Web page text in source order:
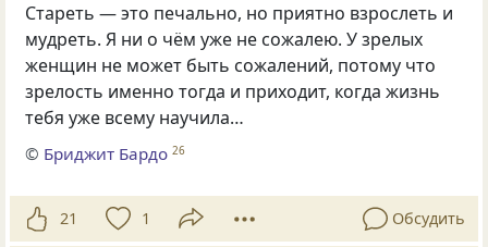
Стареть — это печально, но приятно взрослеть и
мудреть. Я ни о чём уже не сожалею. У зрелых
женщин не может быть сожалений, потому что
зрелость именно тогда и приходит, когда жизнь
тебя уже всему научила…
© Бриджит Бардо 26
21 1 Обсудить